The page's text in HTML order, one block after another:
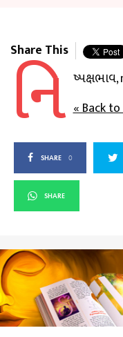
Share This
નિ ષ્પક્ષભાવ,
« Back
SHARE 0
SHARE